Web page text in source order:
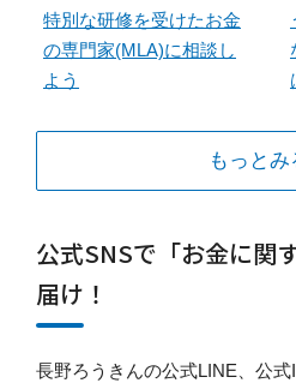
特別な研修を受けたお金
の専門家(MLA)に相談し
よう
もっとみ
公式SNSで「お金に関
届け！
長野ろうきんの公式LINE、公